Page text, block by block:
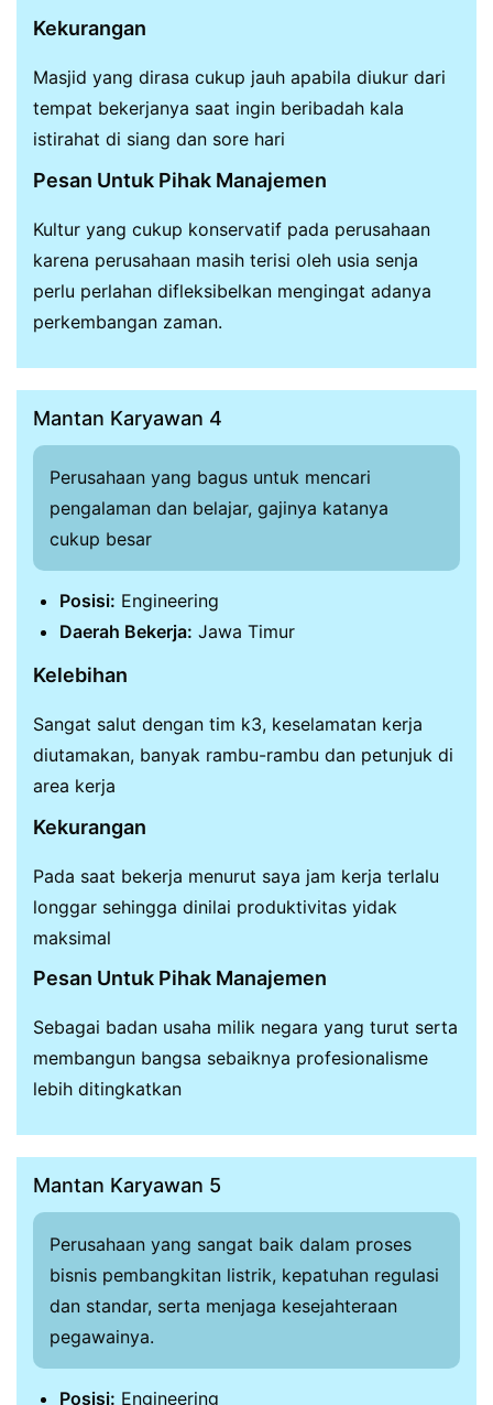
Kekurangan
Masjid yang dirasa cukup jauh apabila diukur dari
tempat bekerjanya saat ingin beribadah kala
istirahat di siang dan sore hari
Pesan Untuk Pihak Manajemen
Kultur yang cukup konservatif pada perusahaan
karena perusahaan masih terisi oleh usia senja
perlu perlahan difleksibelkan mengingat adanya
perkembangan zaman.
Mantan Karyawan 4
Perusahaan yang bagus untuk mencari
pengalaman dan belajar, gajinya katanya
cukup besar
Posisi: Engineering
Daerah Bekerja: Jawa Timur
Kelebihan
Sangat salut dengan tim k3, keselamatan kerja
diutamakan, banyak rambu-rambu dan petunjuk di
area kerja
Kekurangan
Pada saat bekerja menurut saya jam kerja terlalu
longgar sehingga dinilai produktivitas yidak
maksimal
Pesan Untuk Pihak Manajemen
Sebagai badan usaha milik negara yang turut serta
membangun bangsa sebaiknya profesionalisme
lebih ditingkatkan
Mantan Karyawan 5
Perusahaan yang sangat baik dalam proses
bisnis pembangkitan listrik, kepatuhan regulasi
dan standar, serta menjaga kesejahteraan
pegawainya.
Posisi: Engineering